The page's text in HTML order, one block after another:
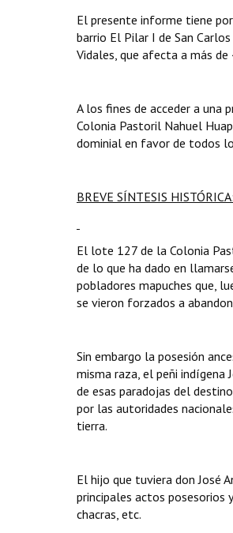
El presente informe tiene
barrio El Pilar I de San
Vidales, que afecta a más
A los fines de acceder a una
Colonia Pastoril Nahuel
dominial en favor de todos
BREVE SÍNTESIS HISTÓRICA:
El lote 127 de la Colonia
de lo que ha dado en
pobladores mapuches que,
se vieron forzados a
Sin embargo la posesión
misma raza, el peñi indígena
de esas paradojas del
por las autoridades
tierra.
El hijo que tuviera don José
principales actos posesorios
chacras, etc.